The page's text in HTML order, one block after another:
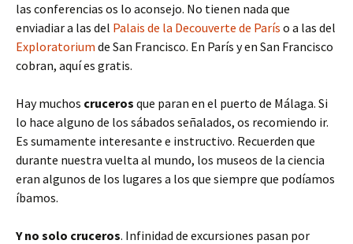
las conferencias os lo aconsejo. No tienen nada que
enviadiar a las del Palais de la Decouverte de París o a las del
Exploratorium de San Francisco. En París y en San Francisco
cobran, aquí es gratis.
Hay muchos cruceros que paran en el puerto de Málaga. Si
lo hace alguno de los sábados señalados, os recomiendo ir.
Es sumamente interesante e instructivo. Recuerden que
durante nuestra vuelta al mundo, los museos de la ciencia
eran algunos de los lugares a los que siempre que podíamos
íbamos.
Y no solo cruceros. Infinidad de excursiones pasan por